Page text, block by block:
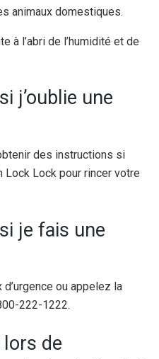
animaux domestiques.
à l’abri de l’humidité et de
j’oublie une
des instructions si
Lock Lock pour rincer votre
je fais une
ou appelez la
222-1222.
lors de